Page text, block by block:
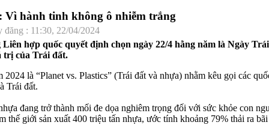
Vì hành tinh không ô nhiễm trắng
: 11:30, 22/04/2024
hợp quốc quyết định chọn ngày 22/4 hằng năm là Ngày
trị của Trái đất.
2024 là “Planet vs. Plastics” (Trái đất và nhựa) nhằm kêu gọi các
Trái đất.
đang trở thành mối đe dọa nghiêm trọng đối với sức khỏe con
thế giới sản xuất 400 triệu tấn nhựa, ước tính khoảng 79% thải ra